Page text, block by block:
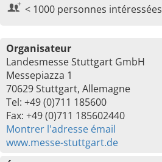
< 1000 personnes intéressées
Organisateur
Landesmesse Stuttgart GmbH
Messepiazza 1
70629 Stuttgart, Allemagne
Tel: +49 (0)711 185600
Fax: +49 (0)711 185602440
Montrer l'adresse émail
www.messe-stuttgart.de